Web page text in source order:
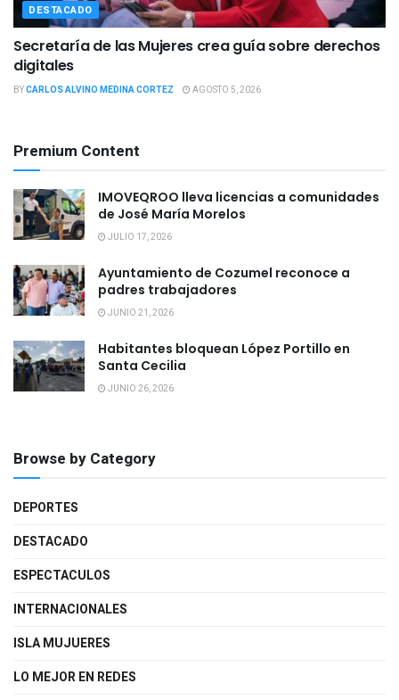
DESTACADO
Secretaría de las Mujeres crea guía sobre derechos
digitales
BYCARLOS ALVINO MEDINA CORTEZ AGOSTO 5, 2026
Premium Content
IMOVEQROO lleva licencias a comunidades
de José María Morelos
JULIO 17, 2026
Ayuntamiento de Cozumel reconoce a
padres trabajadores
JUNIO 21, 2026
Habitantes bloquean López Portillo en
Santa Cecilia
JUNIO 26, 2026
Browse by Category
DEPORTES
DESTACADO
ESPECTACULOS
INTERNACIONALES
ISLA MUJUERES
LO MEJOR EN REDES